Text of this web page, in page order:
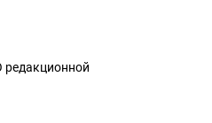
редакционной